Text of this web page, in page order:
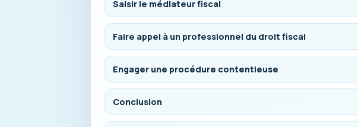
Saisir le médiateur fiscal
Faire appel à un professionnel du droit fiscal
Engager une procédure contentieuse
Conclusion